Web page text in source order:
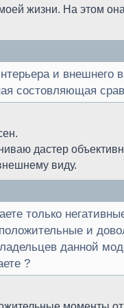
жизни. На этом
и внешнего
состовляющая
дастер
виду.
только
и
данной
?